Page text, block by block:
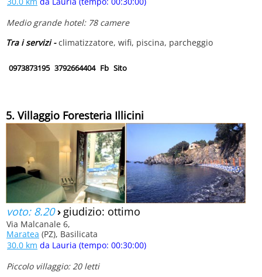
Medio grande hotel: 78 camere
Tra i servizi -climatizzatore, wifi, piscina, parcheggio
0973873195 3792664404 Fb Sito
5. Villaggio Foresteria Illicini
voto: 8.20› giudizio: ottimo
Via Malcanale 6,
Maratea (PZ), Basilicata
30.0 km da Lauria (tempo: 00:30:00)
Piccolo villaggio: 20 letti